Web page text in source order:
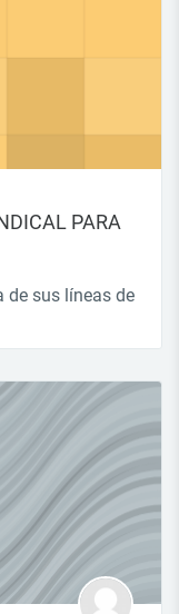
de sus líneas de